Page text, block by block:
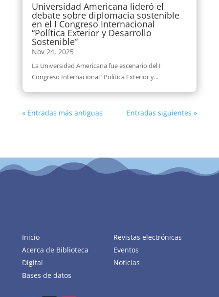
Universidad Americana lideró el
debate sobre diplomacia sostenible
en el I Congreso Internacional
“Política Exterior y Desarrollo
Sostenible”
Nov 24, 2025
La Universidad Americana fue escenario del I
Congreso Internacional “Política Exterior y...
« Entradas más antiguas Entradas siguientes »
Inicio
Acerca de Biblioteca
Digital
Bases de datos
Revistas electrónicas
Eventos
Noticias